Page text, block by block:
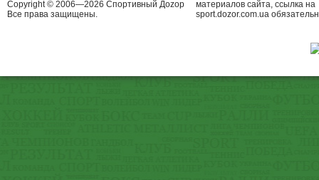
Copyright © 2006—2026 Спортивный Доzор
Все права защищены.
материалов сайта, ссылка на
sport.dozor.com.ua